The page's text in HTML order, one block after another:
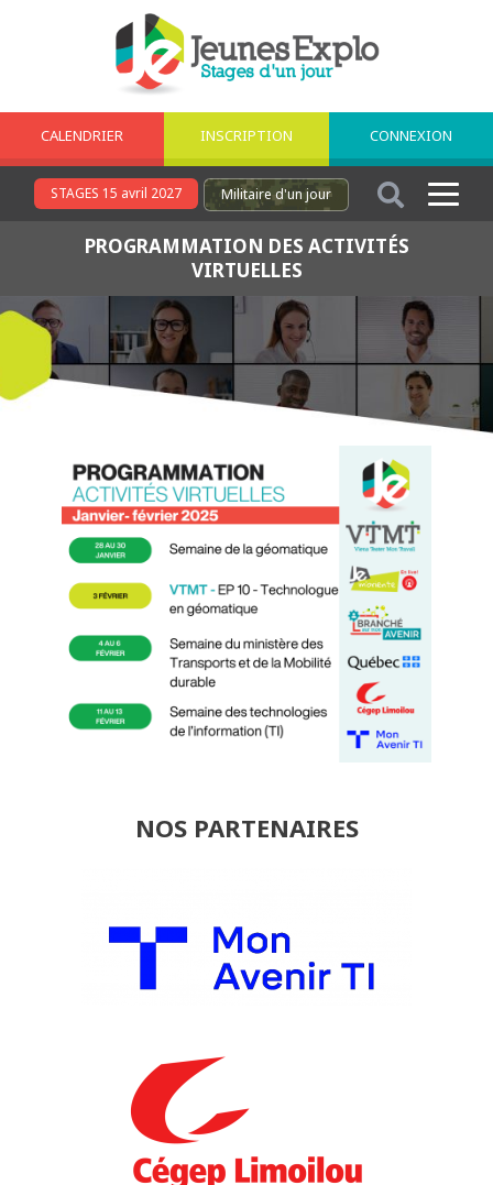
CALENDRIER INSCRIPTION CONNEXION
STAGES 15 avril 2027 Militaired'un jour
PROGRAMMATION DES ACTIVITÉS
VIRTUELLES
NOS PARTENAIRES